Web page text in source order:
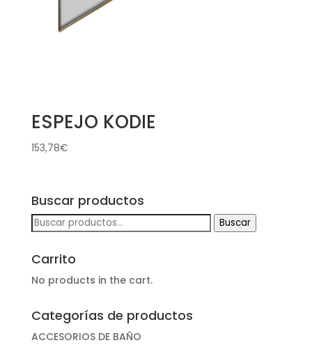
ESPEJO KODIE
153,78€
Buscar productos
Buscar
por:
Buscar
Carrito
No products in the cart.
Categorías de productos
ACCESORIOS DE BAÑO